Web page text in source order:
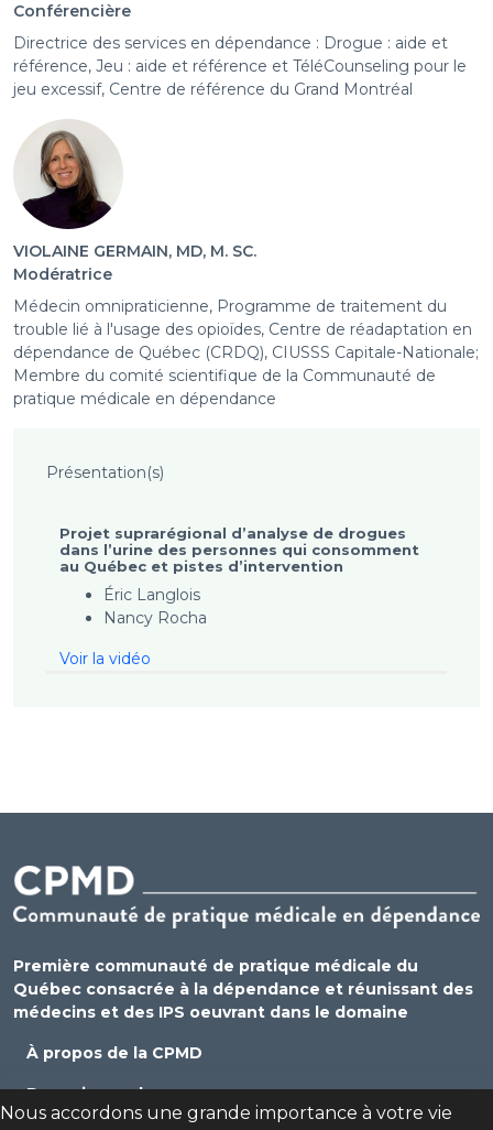
Conférencière
Directrice des services en dépendance : Drogue : aide et
référence, Jeu : aide et référence et TéléCounseling pour le
jeu excessif, Centre de référence du Grand Montréal
VIOLAINE GERMAIN, MD, M. SC.
Modératrice
Médecin omnipraticienne, Programme de traitement du
trouble lié à l'usage des opioïdes, Centre de réadaptation en
dépendance de Québec (CRDQ), CIUSSS Capitale-Nationale;
Membre du comité scientifique de la Communauté de
pratique médicale en dépendance
Présentation(s)
Projet suprarégional d’analyse de drogues
dans l’urine des personnes qui consomment
au Québec et pistes d’intervention
Éric Langlois
Nancy Rocha
Voir la vidéo
Première communauté de pratique médicale du
Québec consacrée à la dépendance et réunissant des
médecins et des IPS oeuvrant dans le domaine
À propos de la CPMD
Devenir membre
Nous accordons une grande importance à votre vie